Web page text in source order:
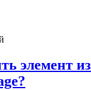
элемент из